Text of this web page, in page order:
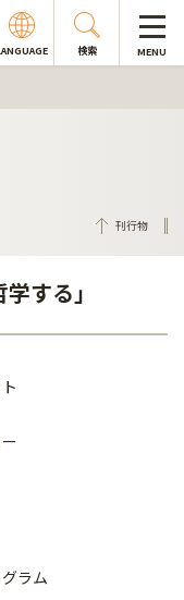
検索 MENU
刊行物
する」
ラム